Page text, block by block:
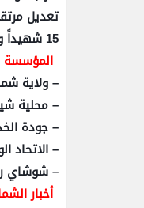
تعديل
15 شهيداً و 14166 إصابة قرب حدود قطاع غزة
المؤسسة
– ولاية
– محلية
– جودة
– الاتحاد
– شوشاي
أخبار